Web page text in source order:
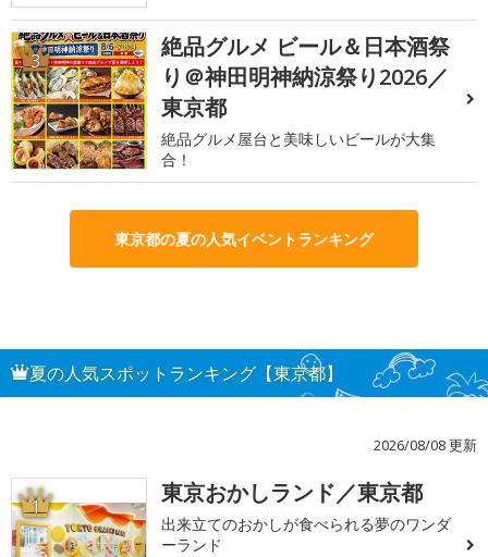
3
絶品グルメ ビール＆日本酒祭
り＠神田明神納涼祭り2026／
東京都
絶品グルメ屋台と美味しいビールが大集
合！
東京都の夏の人気イベントランキング
夏の人気スポットランキング【東京都】
2026/08/08 更新
1 東京おかしランド／東京都
出来立てのおかしが食べられる夢のワンダ
ーランド